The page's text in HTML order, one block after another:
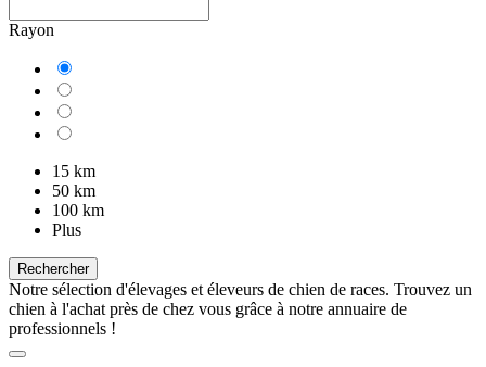
Rayon
15 km
50 km
100 km
Plus
Rechercher
Notre sélection d'élevages et éleveurs de chien de races. Trouvez un
chien à l'achat près de chez vous grâce à notre annuaire de
professionnels !